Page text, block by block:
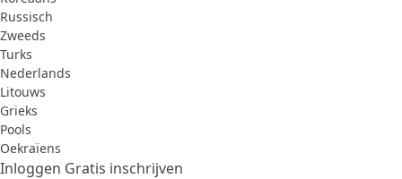
Russisch
Zweeds
Turks
Nederlands
Litouws
Grieks
Pools
Oekraïens
Inloggen Gratis inschrijven